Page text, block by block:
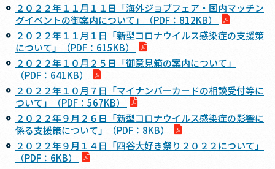
２０２２年１１月１１日「海外ジョブフェア・国内マッチン
グイベントの御案内について」（PDF：812KB）
２０２２年１１月１日「新型コロナウイルス感染症の支援策
について」（PDF：615KB）
２０２２年１０月２５日「御意見箱の案内について」
（PDF：641KB）
２０２２年１０月７日「マイナンバーカードの相談受付等に
ついて」（PDF：567KB）
２０２２年９月２６日「新型コロナウイルス感染症の影響に
係る支援策について」（PDF：8KB）
２０２２年９月１４日「四谷大好き祭り２０２２について」
（PDF：6KB）